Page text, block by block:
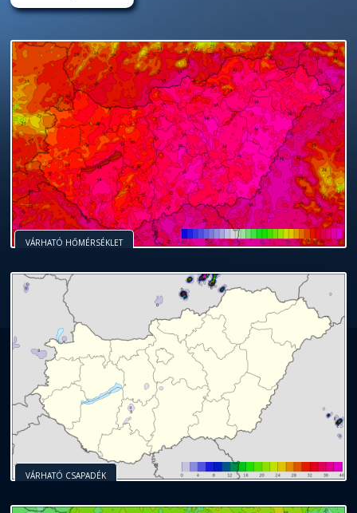
VÁRHATÓ HŐMÉRSÉKLET
VÁRHATÓ CSAPADÉK